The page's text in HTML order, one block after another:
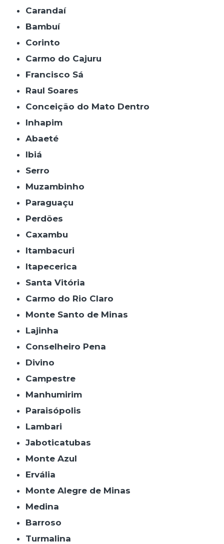
Carandaí
Bambuí
Corinto
Carmo do Cajuru
Francisco Sá
Raul Soares
Conceição do Mato Dentro
Inhapim
Abaeté
Ibiá
Serro
Muzambinho
Paraguaçu
Perdões
Caxambu
Itambacuri
Itapecerica
Santa Vitória
Carmo do Rio Claro
Monte Santo de Minas
Lajinha
Conselheiro Pena
Divino
Campestre
Manhumirim
Paraisópolis
Lambari
Jaboticatubas
Monte Azul
Ervália
Monte Alegre de Minas
Medina
Barroso
Turmalina